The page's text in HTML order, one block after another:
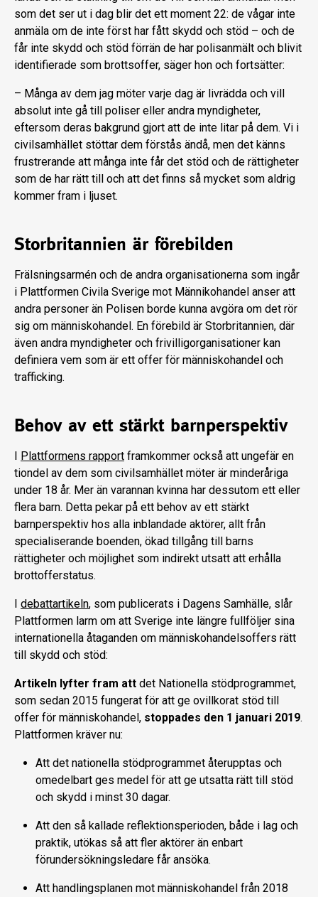
som det ser ut i dag blir det ett moment 22: de vågar inte
anmäla om de inte först har fått skydd och stöd – och de
får inte skydd och stöd förrän de har polisanmält och blivit
identifierade som brottsoffer, säger hon och fortsätter:
– Många av dem jag möter varje dag är livrädda och vill
absolut inte gå till poliser eller andra myndigheter,
eftersom deras bakgrund gjort att de inte litar på dem. Vi i
civilsamhället stöttar dem förstås ändå, men det känns
frustrerande att många inte får det stöd och de rättigheter
som de har rätt till och att det finns så mycket som aldrig
kommer fram i ljuset.
Storbritannien är förebilden
Frälsningsarmén och de andra organisationerna som ingår
i Plattformen Civila Sverige mot Männikohandel anser att
andra personer än Polisen borde kunna avgöra om det rör
sig om människohandel. En förebild är Storbritannien, där
även andra myndigheter och frivilligorganisationer kan
definiera vem som är ett offer för människohandel och
trafficking.
Behov av ett stärkt barnperspektiv
I Plattformens rapport framkommer också att ungefär en
tiondel av dem som civilsamhället möter är minderåriga
under 18 år. Mer än varannan kvinna har dessutom ett eller
flera barn. Detta pekar på ett behov av ett stärkt
barnperspektiv hos alla inblandade aktörer, allt från
specialiserande boenden, ökad tillgång till barns
rättigheter och möjlighet som indirekt utsatt att erhålla
brottofferstatus.
I debattartikeln, som publicerats i Dagens Samhälle, slår
Plattformen larm om att Sverige inte längre fullföljer sina
internationella åtaganden om människohandelsoffers rätt
till skydd och stöd:
Artikeln lyfter fram att det Nationella stödprogrammet,
som sedan 2015 fungerat för att ge ovillkorat stöd till
offer för människohandel, stoppades den 1 januari 2019.
Plattformen kräver nu:
Att det nationella stödprogrammet återupptas och
omedelbart ges medel för att ge utsatta rätt till stöd
och skydd i minst 30 dagar.
Att den så kallade reflektionsperioden, både i lag och
praktik, utökas så att fler aktörer än enbart
förundersökningsledare får ansöka.
Att handlingsplanen mot människohandel från 2018